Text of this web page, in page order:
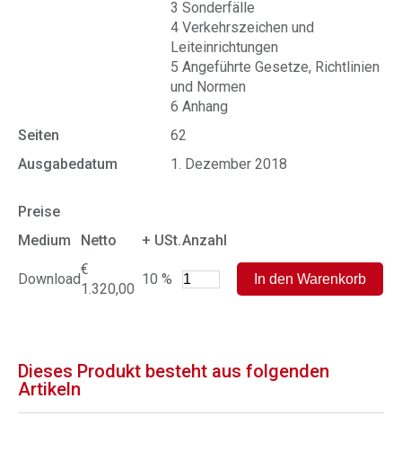
3 Sonderfälle
4 Verkehrszeichen und
Leiteinrichtungen
5 Angeführte Gesetze, Richtlinien
und Normen
6 Anhang
Seiten
62
Ausgabedatum
1. Dezember 2018
Preise
Medium
Netto + USt.Anzahl
Download
€
1.320,00
10 %
Dieses Produkt besteht aus folgenden
Artikeln